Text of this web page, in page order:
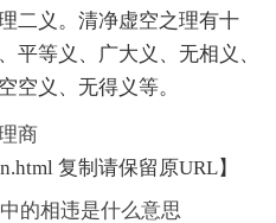
二义。清净虚空之理有十
平等义、广大义、无相义、
空义、无得义等。
商
复制请保留原URL】
的相违是什么意思